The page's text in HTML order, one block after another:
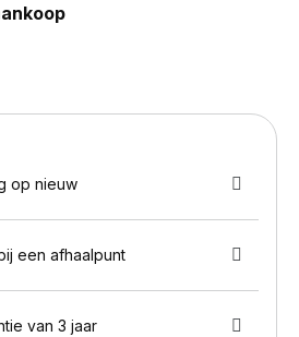
op nieuw
een afhaalpunt
van 3 jaar